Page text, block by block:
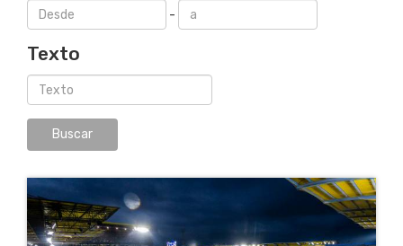
-
Texto